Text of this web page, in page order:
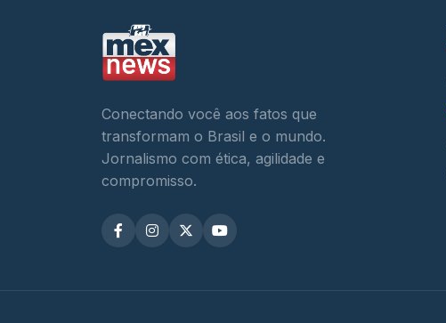
Conectando você aos fatos que
transformam o Brasil e o mundo.
Jornalismo com ética, agilidade e
compromisso.